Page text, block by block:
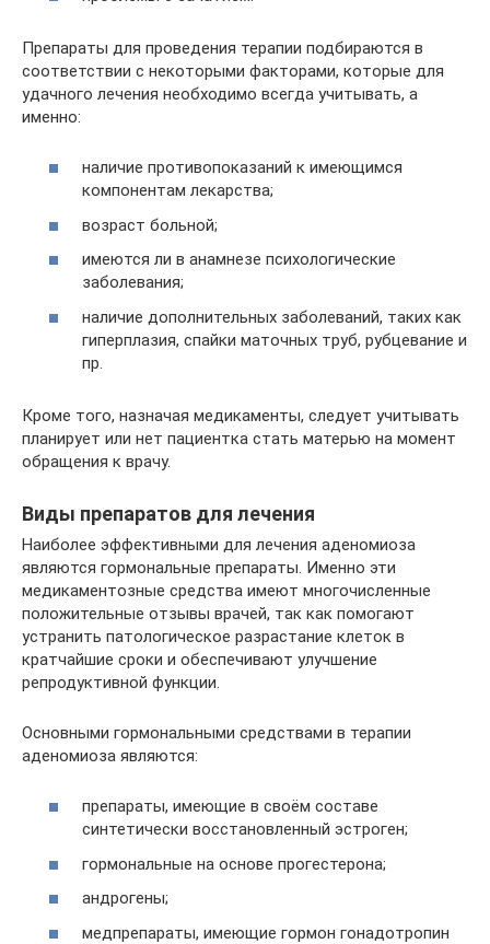
Препараты для проведения терапии подбираются в
соответствии с некоторыми факторами, которые для
удачного лечения необходимо всегда учитывать, а
именно:
наличие противопоказаний к имеющимся
компонентам лекарства;
возраст больной;
имеются ли в анамнезе психологические
заболевания;
наличие дополнительных заболеваний, таких как
гиперплазия, спайки маточных труб, рубцевание и
пр.
Кроме того, назначая медикаменты, следует учитывать
планирует или нет пациентка стать матерью на момент
обращения к врачу.
Виды препаратов для лечения
Наиболее эффективными для лечения аденомиоза
являются гормональные препараты. Именно эти
медикаментозные средства имеют многочисленные
положительные отзывы врачей, так как помогают
устранить патологическое разрастание клеток в
кратчайшие сроки и обеспечивают улучшение
репродуктивной функции.
Основными гормональными средствами в терапии
аденомиоза являются:
препараты, имеющие в своём составе
синтетически восстановленный эстроген;
гормональные на основе прогестерона;
андрогены;
медпрепараты, имеющие гормон гонадотропин